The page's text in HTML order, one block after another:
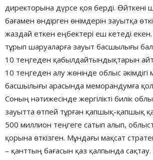
директорына дүрсе қоя берді. Өйткені
бағамен өндірген өнімдерін зауытқа
жаздай еткен еңбектері еш кетеді
тұрып шаруаларға зауыт басшылығы
10 теңгеден қабылдайтындықтарын
10 теңгеден алу жөнінде облыс әкімдігі
басшылығы арасында меморандумға
Соның нәтижесінде жергілікті билік
зауытта өтпей тұрған қапшық-қапшық
500 миллион теңгеге сатып алып,
қорына өткізген. Мұндағы мақсат
– қанттың бағасын қаз қалпында